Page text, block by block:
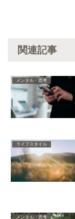
関連記事
メンタル・思考
ライフスタイル
メンタル・思考